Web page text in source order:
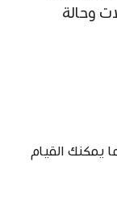
وحالة
يمكنك القيام